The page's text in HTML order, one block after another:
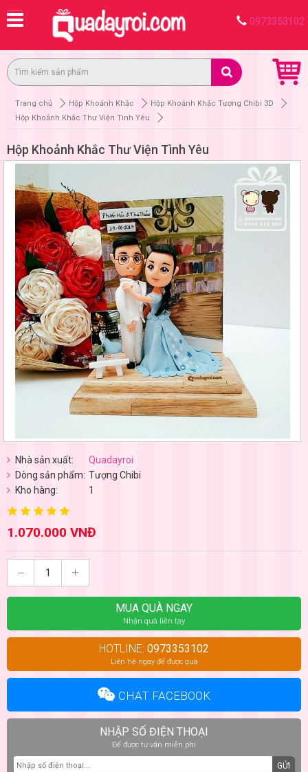
0973353102
Trang chủ Hộp Khoảnh Khắc
Hộp Khoảnh Khắc Tượng Chibi 3D
Hộp Khoảnh Khắc Thư Viện Tình Yêu
Hộp Khoảnh Khắc Thư Viện Tình Yêu
Nhà sản xuất:
Quadayroi
Dòng sản phẩm: Tượng Chibi
Kho hàng:
1
1.070.000 VNĐ
MUA QUÀ NGAY
Nhận quà liền tay
HOTLINE: 0973353102
Liên hệ ngay để được quà
CHAT FACEBOOK
NHẬP SỐ ĐIỆN THOẠI
Để được tư vấn miễn phí
GỬI